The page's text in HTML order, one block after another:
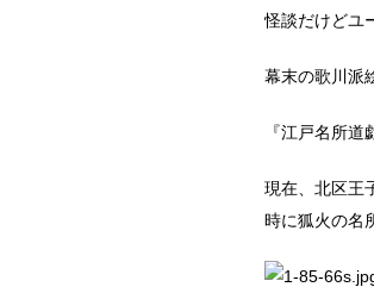
怪談だけどユ
幕末の歌川派
『江戸名所
現在、北区王
時に狐火の名